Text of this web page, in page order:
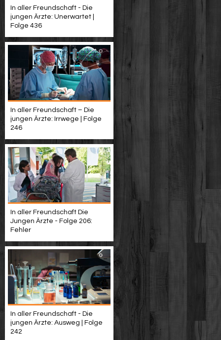
In aller Freundschaft - Die
jungen Ärzte: Unerwartet |
Folge 436
In aller Freundschaft – Die
jungen Ärzte: Irrwege | Folge
246
In aller Freundschaft Die
Jungen Ärzte - Folge 206:
Fehler
In aller Freundschaft - Die
jungen Ärzte: Ausweg | Folge
242